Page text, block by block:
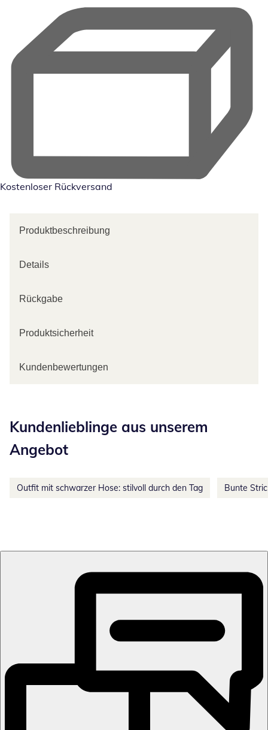
Kostenloser Rückversand
Produktbeschreibung
Details
Rückgabe
Produktsicherheit
Kundenbewertungen
Kundenlieblinge aus unserem
Angebot
Outfit mit schwarzer Hose: stilvoll durch den Tag Bunte